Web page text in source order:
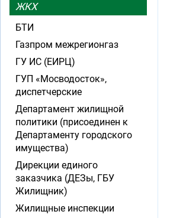
ЖКХ
БТИ
Газпром межрегионгаз
ГУ ИС (ЕИРЦ)
ГУП «Мосводосток»,
диспетчерские
Департамент жилищной
политики (присоединен к
Департаменту городского
имущества)
Дирекции единого
заказчика (ДЕЗы, ГБУ
Жилищник)
Жилищные инспекции